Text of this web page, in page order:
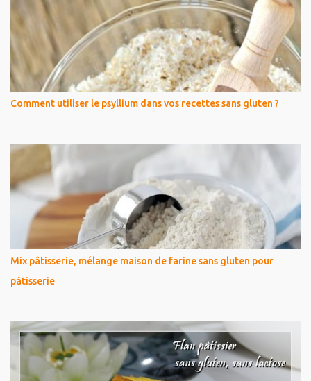
Comment utiliser le psyllium dans vos recettes sans gluten ?
Mix pâtisserie, mélange maison de farine sans gluten pour
pâtisserie